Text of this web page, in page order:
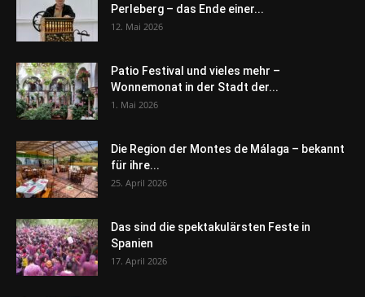
Perleberg – das Ende einer...
12. Mai 2026
Patio Festival und vieles mehr –
Wonnemonat in der Stadt der...
1. Mai 2026
Die Region der Montes de Málaga – bekannt
für ihre...
25. April 2026
Das sind die spektakulärsten Feste in
Spanien
17. April 2026